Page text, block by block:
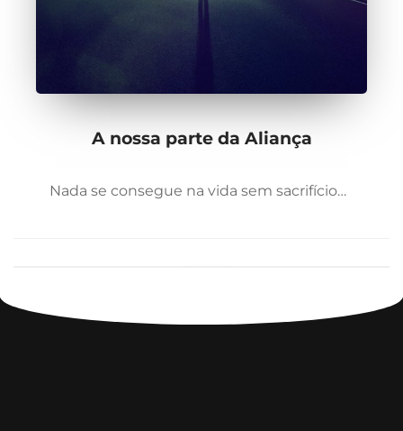
A nossa parte da Aliança
Nada se consegue na vida sem sacrifício…